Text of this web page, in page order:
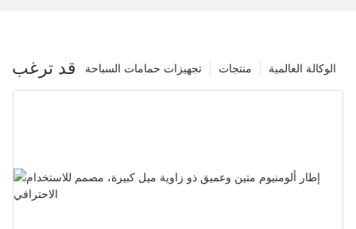
قد ترغب الوكالة العالمية منتجات تجهيزات حمامات السباحة